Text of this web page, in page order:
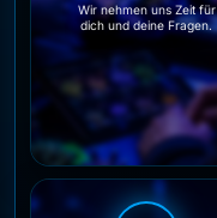
Wir nehmen uns Zeit für
dich und deine Fragen.